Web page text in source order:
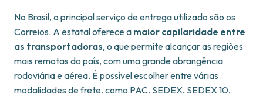
No Brasil, o principal serviço de entrega utilizado são os
Correios. A estatal oferece a maior capilaridade entre
as transportadoras, o que permite alcançar as regiões
mais remotas do país, com uma grande abrangência
rodoviária e aérea. É possível escolher entre várias
modalidades de frete, como PAC, SEDEX, SEDEX 10,